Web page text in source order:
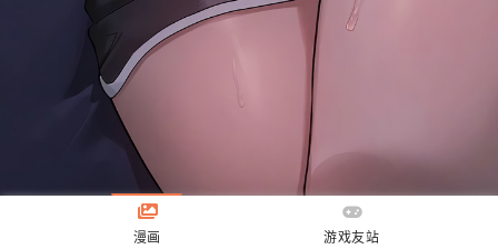
漫画 游戏友站